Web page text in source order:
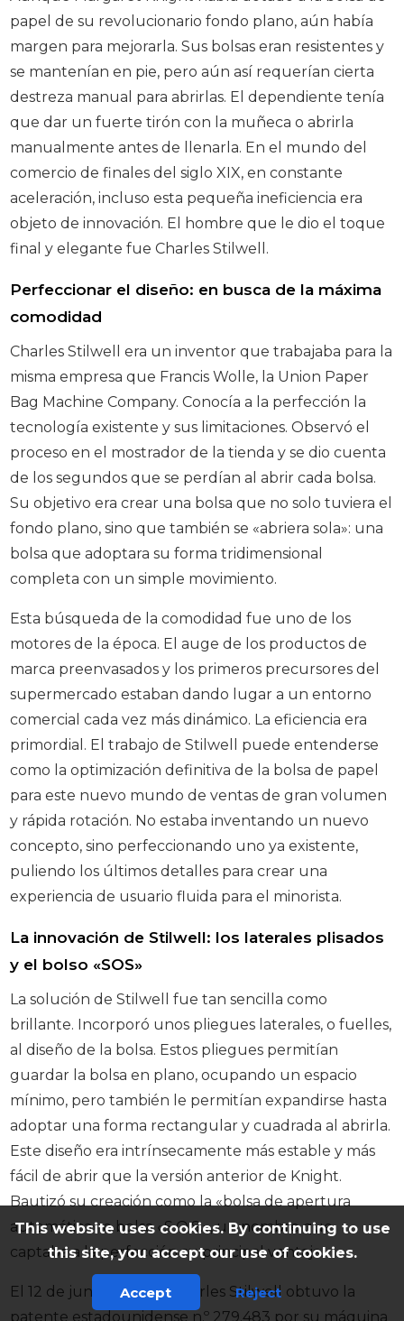
papel de su revolucionario fondo plano, aún había
margen para mejorarla. Sus bolsas eran resistentes y
se mantenían en pie, pero aún así requerían cierta
destreza manual para abrirlas. El dependiente tenía
que dar un fuerte tirón con la muñeca o abrirla
manualmente antes de llenarla. En el mundo del
comercio de finales del siglo XIX, en constante
aceleración, incluso esta pequeña ineficiencia era
objeto de innovación. El hombre que le dio el toque
final y elegante fue Charles Stilwell.
Perfeccionar el diseño: en busca de la máxima
comodidad
Charles Stilwell era un inventor que trabajaba para la
misma empresa que Francis Wolle, la Union Paper
Bag Machine Company. Conocía a la perfección la
tecnología existente y sus limitaciones. Observó el
proceso en el mostrador de la tienda y se dio cuenta
de los segundos que se perdían al abrir cada bolsa.
Su objetivo era crear una bolsa que no solo tuviera el
fondo plano, sino que también se «abriera sola»: una
bolsa que adoptara su forma tridimensional
completa con un simple movimiento.
Esta búsqueda de la comodidad fue uno de los
motores de la época. El auge de los productos de
marca preenvasados y los primeros precursores del
supermercado estaban dando lugar a un entorno
comercial cada vez más dinámico. La eficiencia era
primordial. El trabajo de Stilwell puede entenderse
como la optimización definitiva de la bolsa de papel
para este nuevo mundo de ventas de gran volumen
y rápida rotación. No estaba inventando un nuevo
concepto, sino perfeccionando uno ya existente,
puliendo los últimos detalles para crear una
experiencia de usuario fluida para el minorista.
La innovación de Stilwell: los laterales plisados
y el bolso «SOS»
La solución de Stilwell fue tan sencilla como
brillante. Incorporó unos pliegues laterales, o fuelles,
al diseño de la bolsa. Estos pliegues permitían
guardar la bolsa en plano, ocupando un espacio
mínimo, pero también le permitían expandirse hasta
adoptar una forma rectangular y cuadrada al abrirla.
Este diseño era intrínsecamente más estable y más
fácil de abrir que la versión anterior de Knight.
Bautizó su creación como la «bolsa de apertura
automática» o bolsa «S.O.S.», un nombre que
captaba a la perfección su principal ventaja.
El 12 de junio de 1883, Charles Stilwell obtuvo la
patente estadounidense n.º 279.483 por su máquina
This website uses cookies. By continuing to use
this site, you accept our use of cookies.
Accept Reject